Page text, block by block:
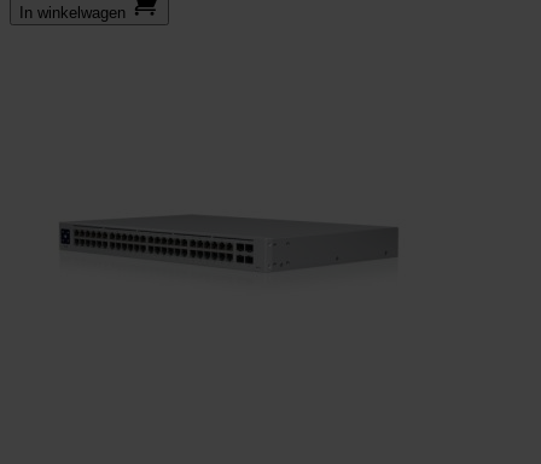
In winkel­wagen